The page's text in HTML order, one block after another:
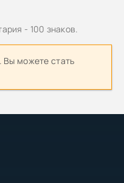
- 100 знаков.
Вы можете стать